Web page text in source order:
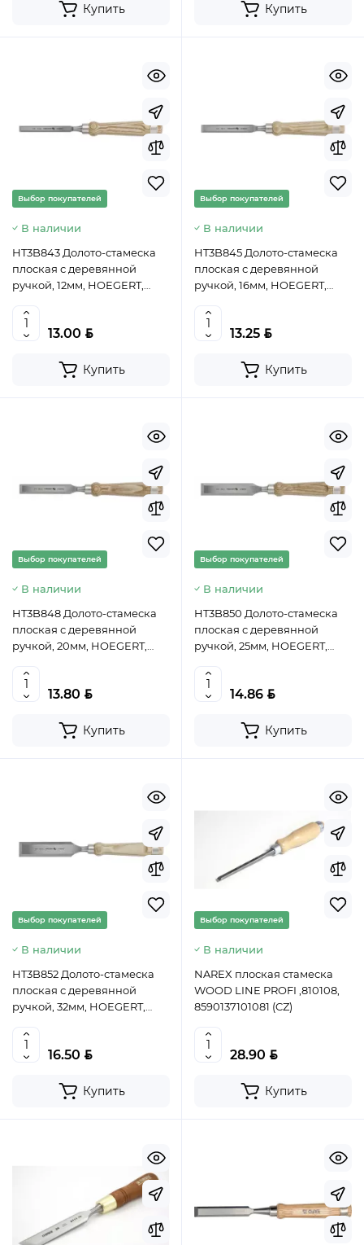
Купить Купить
Выбор покупателей
В наличии
HT3B843 Долото-стамеска
плоская с деревянной
ручкой, 12мм, HOEGERT,
13.00 BYN
Купить
Выбор покупателей
В наличии
HT3B845 Долото-стамеска
плоская с деревянной
ручкой, 16мм, HOEGERT,
13.25 BYN
Купить
Выбор покупателей
В наличии
HT3B848 Долото-стамеска
плоская с деревянной
ручкой, 20мм, HOEGERT,
13.80 BYN
Купить
Выбор покупателей
В наличии
HT3B850 Долото-стамеска
плоская с деревянной
ручкой, 25мм, HOEGERT,
14.86 BYN
Купить
Выбор покупателей
В наличии
HT3B852 Долото-стамеска
плоская с деревянной
ручкой, 32мм, HOEGERT,
16.50 BYN
Купить
Выбор покупателей
В наличии
NAREX плоская стамеска
WOOD LINE PROFI ,810108,
8590137101081 (CZ)
28.90 BYN
Купить